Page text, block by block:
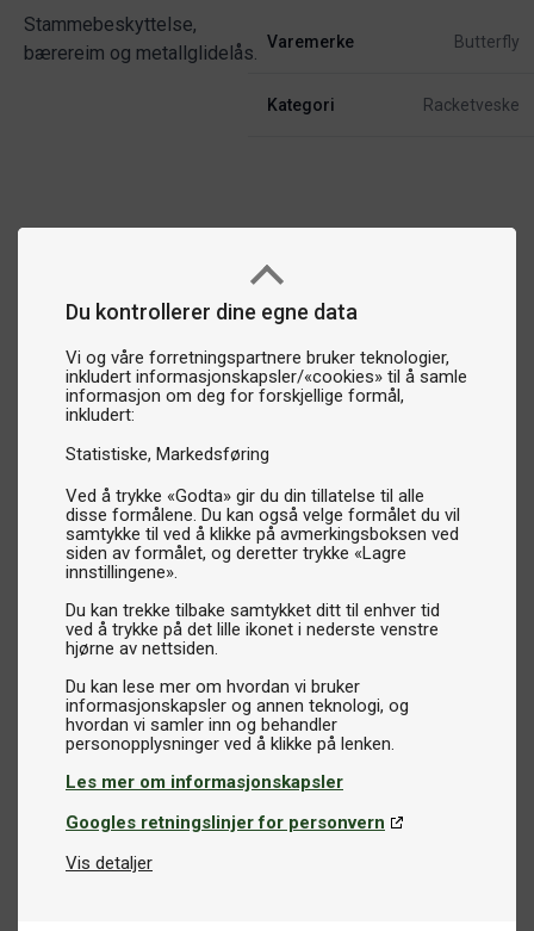
Du kontrollerer dine egne data
Vi og våre forretningspartnere bruker teknologier,
inkludert informasjonskapsler/«cookies» til å samle
informasjon om deg for forskjellige formål,
inkludert:
Statistiske Markedsføring
Ved å trykke «Godta» gir du din tillatelse til alle
disse formålene. Du kan også velge formålet du vil
samtykke til ved å klikke på avmerkingsboksen ved
siden av formålet, og deretter trykke «Lagre
innstillingene».
Du kan trekke tilbake samtykket ditt til enhver tid
ved å trykke på det lille ikonet i nederste venstre
hjørne av nettsiden.
Du kan lese mer om hvordan vi bruker
informasjonskapsler og annen teknologi, og
hvordan vi samler inn og behandler
Les mer om informasjonskapsler
Googles retningslinjer for personvern
Vis detaljer
Stammebeskyttelse,
bærereim og metallglidelås. Varemerke Butterfly
Kategori Racketveske